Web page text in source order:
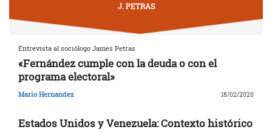
J. PETRAS
Entrevista al sociólogo James Petras
«Fernández cumple con la deuda o con el
programa electoral»
Mario Hernandez 18/02/2020
Estados Unidos y Venezuela: Contexto histórico